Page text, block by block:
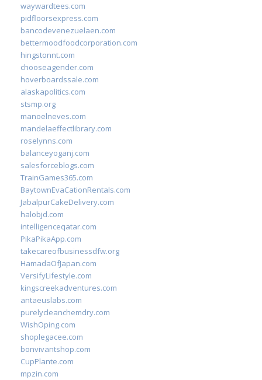
waywardtees.com
pidfloorsexpress.com
bancodevenezuelaen.com
bettermoodfoodcorporation.com
hingstonnt.com
chooseagender.com
hoverboardssale.com
alaskapolitics.com
stsmp.org
manoelneves.com
mandelaeffectlibrary.com
roselynns.com
balanceyoganj.com
salesforceblogs.com
TrainGames365.com
BaytownEvaCationRentals.com
JabalpurCakeDelivery.com
halobjd.com
intelligenceqatar.com
PikaPikaApp.com
takecareofbusinessdfw.org
HamadaOfJapan.com
VersifyLifestyle.com
kingscreekadventures.com
antaeuslabs.com
purelycleanchemdry.com
WishOping.com
shoplegacee.com
bonvivantshop.com
CupPlante.com
mpzin.com